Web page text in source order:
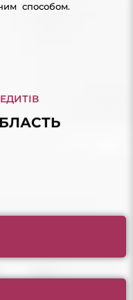
способом.